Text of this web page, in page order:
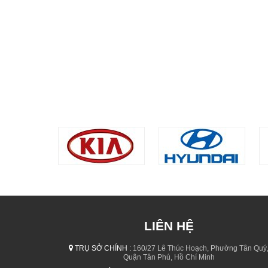
LIÊN HỆ
TRỤ SỞ CHÍNH : 160/27 Lê Thúc Hoạch, Phường Tân Quý,
Quận Tân Phú, Hồ Chí Minh